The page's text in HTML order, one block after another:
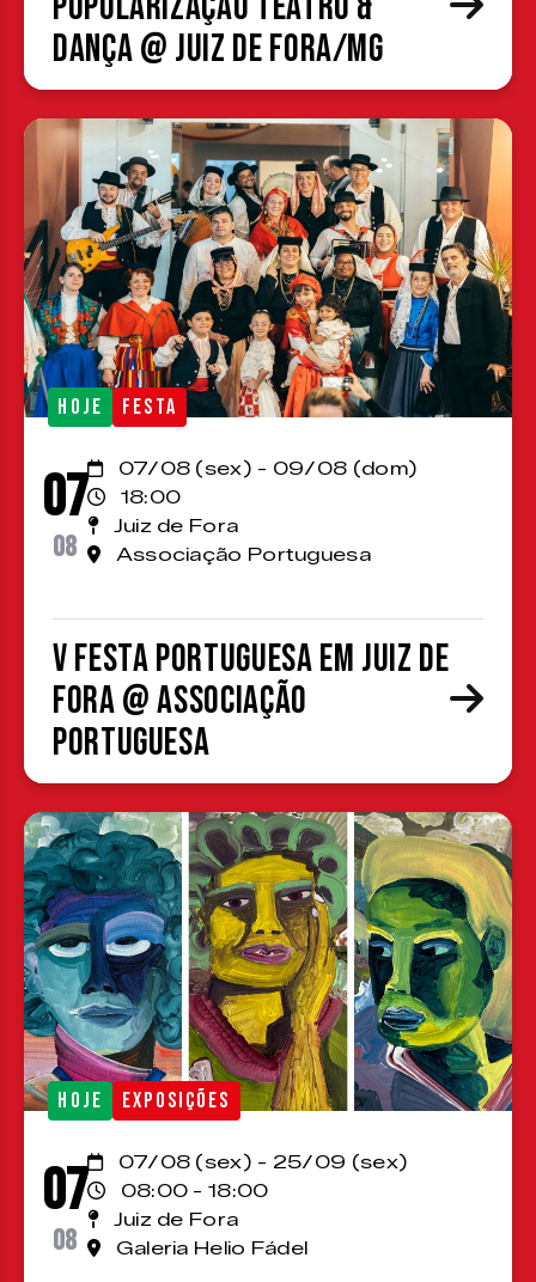
Dança @ Juiz de Fora/MG
HOJE FESTA
07
08
07/08 (sex) - 09/08 (dom)
18:00
Juiz de Fora
Associação Portuguesa
V Festa Portuguesa em Juiz de
Fora @ Associação
Portuguesa
HOJE EXPOSIÇÕES
07
08
07/08 (sex) - 25/09 (sex)
08:00 - 18:00
Juiz de Fora
Galeria Helio Fádel